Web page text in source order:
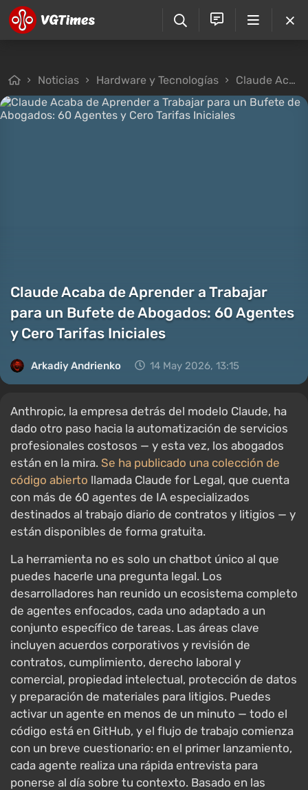
Noticias Hardware y Tecnologías Claude Acaba de Aprender a Trabajar para un Bufete de Abogados: 60 Agentes y Cero Tarifas Iniciales
Claude Acaba de Aprender a Trabajar
para un Bufete de Abogados: 60 Agentes
y Cero Tarifas Iniciales
Arkadiy Andrienko 14 May 2026, 13:15
Anthropic, la empresa detrás del modelo Claude, ha
dado otro paso hacia la automatización de servicios
profesionales costosos — y esta vez, los abogados
están en la mira. Se ha publicado una colección de
código abierto llamada Claude for Legal, que cuenta
con más de 60 agentes de IA especializados
destinados al trabajo diario de contratos y litigios — y
están disponibles de forma gratuita.
La herramienta no es solo un chatbot único al que
puedes hacerle una pregunta legal. Los
desarrolladores han reunido un ecosistema completo
de agentes enfocados, cada uno adaptado a un
conjunto específico de tareas. Las áreas clave
incluyen acuerdos corporativos y revisión de
contratos, cumplimiento, derecho laboral y
comercial, propiedad intelectual, protección de datos
y preparación de materiales para litigios. Puedes
activar un agente en menos de un minuto — todo el
código está en GitHub, y el flujo de trabajo comienza
con un breve cuestionario: en el primer lanzamiento,
cada agente realiza una rápida entrevista para
ponerse al día sobre tu contexto. Basado en las